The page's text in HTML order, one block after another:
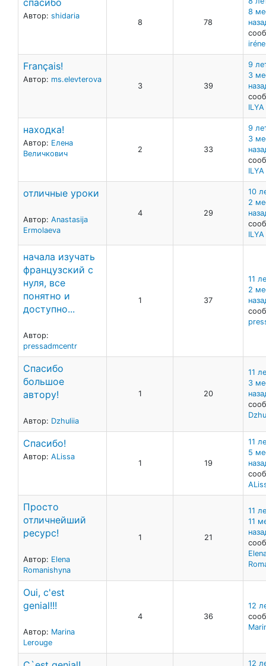
спасибо
Автор: shidaria
8 78
8
iréne
Français!
Автор: ms.elevterova
3 39
9
3
находка!
Автор: Елена
Величкович
2 33
9
3
отличные уроки
Автор: Anastasija
Ermolaeva
4 29
10
2
начала изучать
французский с
нуля, все
понятно и
доступно...
Автор:
pressadmcentr
1 37
11
2
Спасибо
большое
автору!
Автор: Dzhuliia
1 20
11
3
Спасибо!
Автор: ALissa
1 19
11
5
Просто
отличнейший
ресурс!
Автор: Elena
Romanishyna
1 21
11
11
Oui, c'est
genial!!!
Автор: Marina
Lerouge
4 36
12
12